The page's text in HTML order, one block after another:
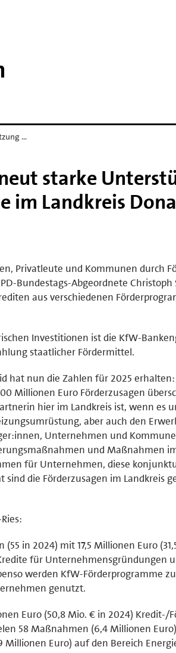
…
starke
im Landkreis
Privatleute und Kommunen durch
Bundestags-Abgeordnete
aus verschiedenen
Investitionen ist die KfW-
staatlicher Fördermittel.
hat nun die Zahlen für 2025 erhalten:
Millionen Euro Förderzusagen
hier im Landkreis ist, wenn es
aber auch den
Unternehmen und
und Maßnahmen
für Unternehmen, diese
die Förderzusagen im Landkreis
in 2024) mit 17,5 Millionen Euro
für Unternehmensgründungen
werden KfW-Förderprogramme zu
genutzt.
Euro (50,8 Mio. € in 2024) Kredit-/
58 Maßnahmen (6,4 Millionen
Millionen Euro) auf den Bereich